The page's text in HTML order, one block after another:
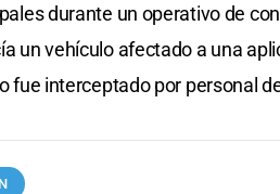
durante un operativo de
un vehículo afectado a una
fue interceptado por personal